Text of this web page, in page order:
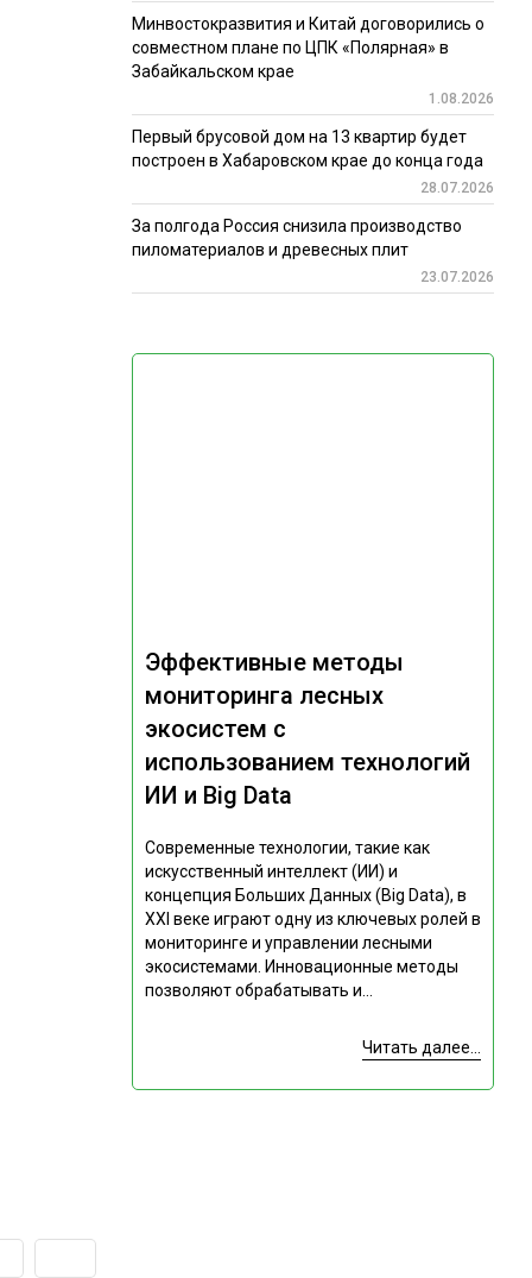
Эффективные методы
мониторинга лесных
экосистем с
использованием технологий
ИИ и Big Data
Современные технологии, такие как
искусственный интеллект (ИИ) и
концепция Больших Данных (Big Data), в
XXI веке играют одну из ключевых ролей в
мониторинге и управлении лесными
экосистемами. Инновационные методы
позволяют обрабатывать и...
Читать далее...
Минвостокразвития и Китай договорились о
совместном плане по ЦПК «Полярная» в
Забайкальском крае
1.08.2026
Первый брусовой дом на 13 квартир будет
построен в Хабаровском крае до конца года
28.07.2026
За полгода Россия снизила производство
пиломатериалов и древесных плит
23.07.2026